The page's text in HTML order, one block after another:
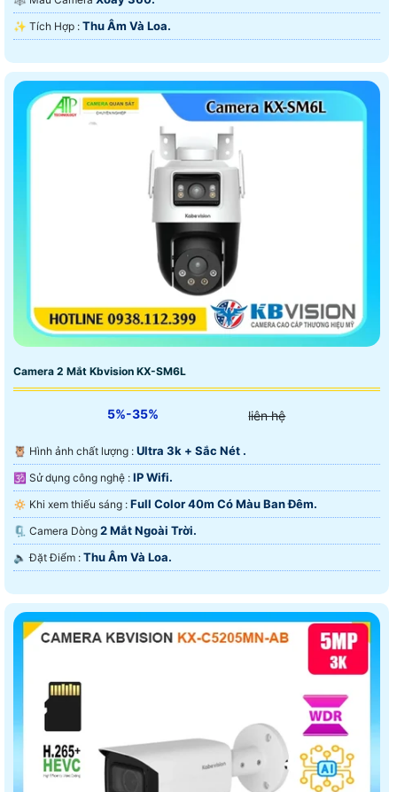
️✨ Tích Hợp : Thu Âm Và Loa.
Camera 2 Mắt Kbvision KX-SM6L
5%-35% liên hệ
🦉 Hình ảnh chất lượng : Ultra 3k + Sắc Nét .
🕉️ Sử dụng công nghệ : IP Wifi.
🔅 Khi xem thiếu sáng : Full Color 40m Có Màu Ban Ðêm.
🗜️ Camera Dòng 2 Mắt Ngoài Trời.
️🔈 Đặt Điểm : Thu Âm Và Loa.